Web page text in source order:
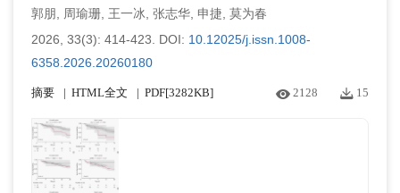
郭朋 周瑜珊 王一冰 张志华 申捷 莫为春
2026, 33(3): 414-423.
DOI: 10.12025/j.issn.1008-
6358.2026.20260180
摘要 HTML全文 PDF[3282KB] 2128 15